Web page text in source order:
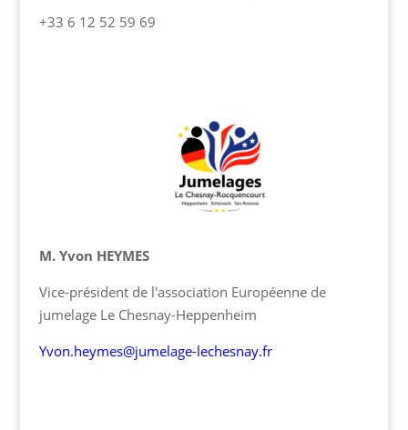
+33 6 12 52 59 69
M. Yvon HEYMES
Vice-président de l'association Européenne de
jumelage Le Chesnay-Heppenheim
Yvon.heymes@jumelage-lechesnay.fr